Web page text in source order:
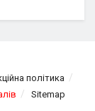
політика
Sitemap